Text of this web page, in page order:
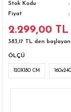
Asacakları
Stok Kodu
Fiyat
2.299,00 TL
383,17 TL den
ÖLÇÜ
120X180 CM